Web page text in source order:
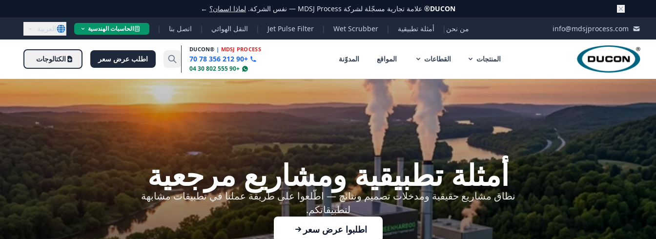
DUCON
® علامة تجارية مسجّلة لشركة MDSJ Process — نفس الشركة. لماذا اسمان؟ ←
info@mdsjprocess.com من نحن | أمثلة تطبيقية |
Wet Scrubber
|
Jet Pulse Filter
| النقل الهوائي | اتصل بنا | الحاسبات الهندسية العربية
المنتجات القطاعات المواقع المدوّنة
DUCON® | MDSJ PROCESS
+90 212 356 78 70
+90 555 802 30 04
اطلب عرض سعر الكتالوجات
أمثلة تطبيقية ومشاريع مرجعية
نطاق مشاريع حقيقية ومدخلات تصميم ونتائج — اطّلعوا على طريقة عملنا في تطبيقات مشابهة
لتطبيقاتكم.
اطلبوا عرض سعر